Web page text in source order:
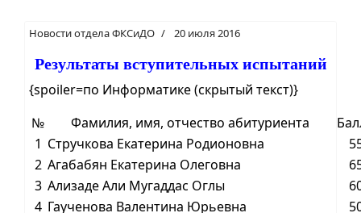
Новости отдела ФКСиДО 20 июля 2016
Результаты вступительных испытаний
{spoiler=по Информатике (скрытый текст)}
№
Фамилия, имя, отчество абитуриента
1 Стручкова Екатерина Родионовна
2 Агабабян Екатерина Олеговна
3 Ализаде Али Мугаддас Оглы
4 Гаученова Валентина Юрьевна